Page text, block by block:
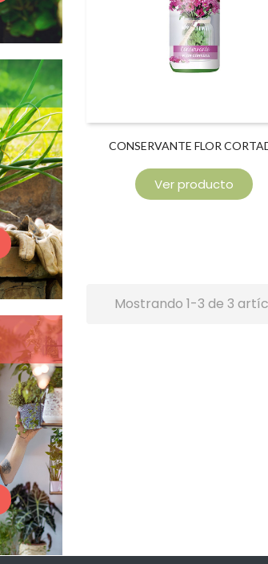
CONSERVANTE FLOR
Ver producto
Mostrando 1-3 de 3